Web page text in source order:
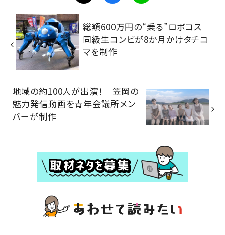
総額600万円の“乗る”ロボコス
同級生コンビが8か月かけタチコ
マを制作
地域の約100人が出演！ 笠岡の
魅力発信動画を青年会議所メン
バーが制作